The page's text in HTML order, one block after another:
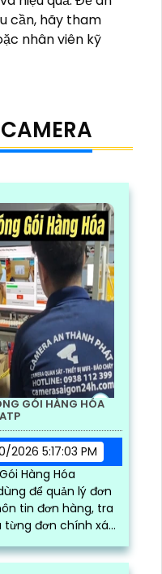
cần, hãy tham
nhân viên kỹ
GÓI HÀNG HÓA
2026 5:17:03 PM
Hàng Hóa
để quản lý đơn
tin đơn hàng, tra
từng đơn chính xác